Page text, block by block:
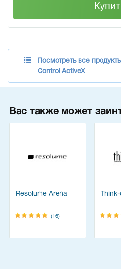
Посмотреть все
Control ActiveX
Вас также может
Resolume Arena
(16)